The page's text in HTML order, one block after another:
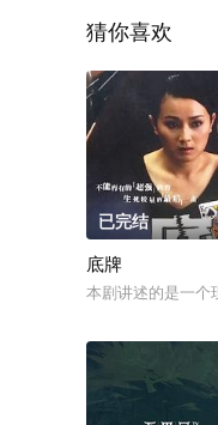
猜你喜欢
已完结
底牌
本剧讲述的是一个